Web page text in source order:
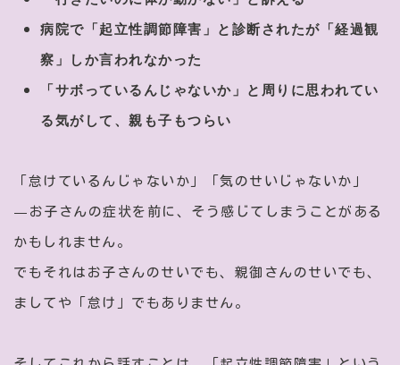
病院で「起立性調節障害」と診断されたが「経過観
察」しか言われなかった
「サボっているんじゃないか」と周りに思われてい
る気がして、親も子もつらい
「怠けているんじゃないか」「気のせいじゃないか」
—お子さんの症状を前に、そう感じてしまうことがある
かもしれません。
でもそれはお子さんのせいでも、親御さんのせいでも、
ましてや「怠け」でもありません。